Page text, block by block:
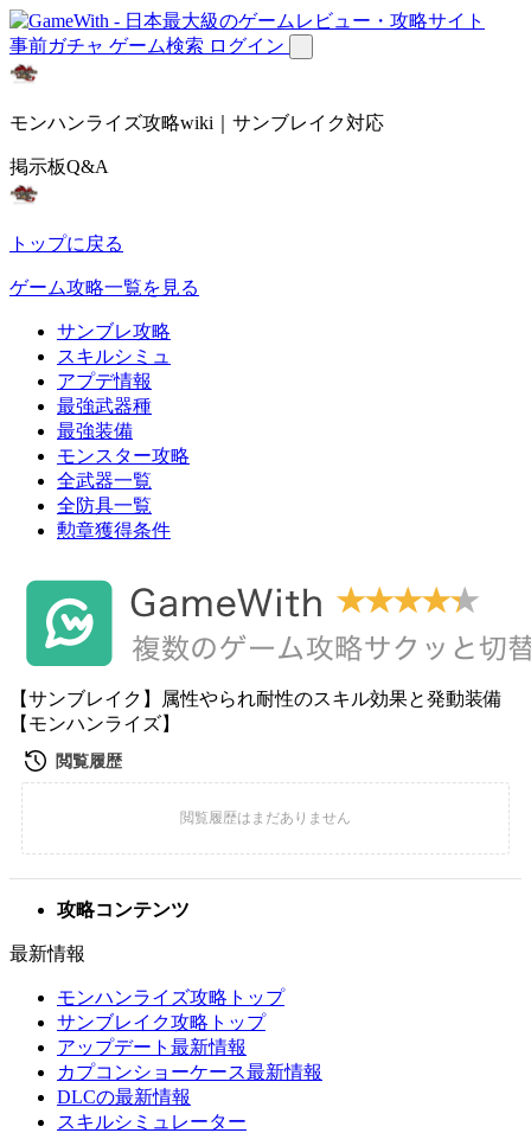
事前ガチャ ゲーム検索 ログイン
モンハンライズ攻略wiki｜サンブレイク対応
掲示板Q&A
トップに戻る
ゲーム攻略一覧を見る
サンブレ攻略
スキルシミュ
アプデ情報
最強武器種
最強装備
モンスター攻略
全武器一覧
全防具一覧
勲章獲得条件
【サンブレイク】属性やられ耐性のスキル効果と発動装備
【モンハンライズ】
攻略コンテンツ
最新情報
モンハンライズ攻略トップ
サンブレイク攻略トップ
アップデート最新情報
カプコンショーケース最新情報
DLCの最新情報
スキルシミュレーター